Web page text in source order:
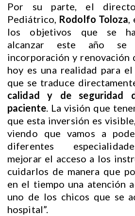
Por su parte, el
Pediátrico, Rodolfo Toloza,
los objetivos que se
alcanzar este año se
incorporación y renovación
hoy es una realidad para
que se traduce
calidad y de seguridad
paciente. La visión que
que esta inversión es
viendo que vamos a
diferentes
mejorar el acceso a los
cuidarlos de manera que
en el tiempo una atención
uno de los chicos que se
hospital”.